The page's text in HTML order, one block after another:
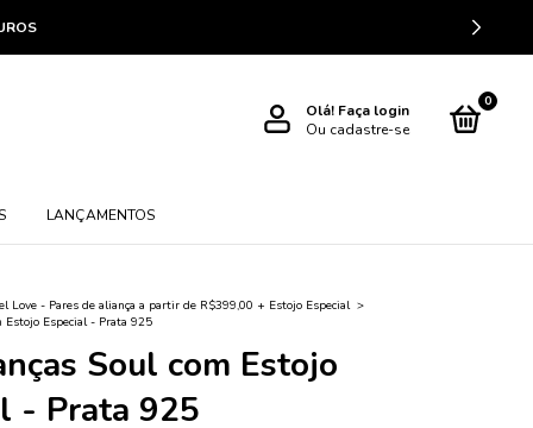
Olá! Faça login
Ou cadastre-se
0
LANÇAMENTOS
Love - Pares de aliança a partir de R$399,00 + Estojo Especial >
Estojo Especial - Prata 925
Soul com Estojo
- Prata 925